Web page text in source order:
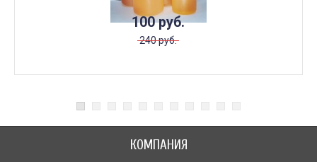
100 руб.
240 руб.
КОМПАНИЯ